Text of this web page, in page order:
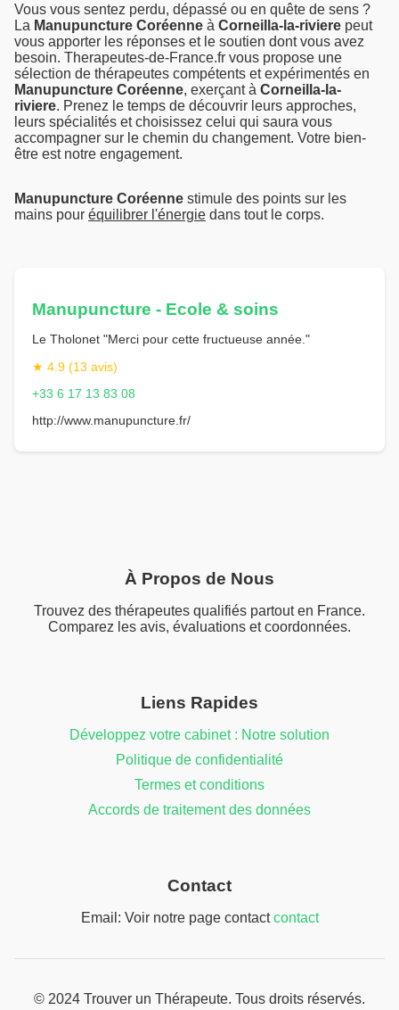
Vous vous sentez perdu, dépassé ou en quête de sens ?
La Manupuncture Coréenne à Corneilla-la-riviere peut
vous apporter les réponses et le soutien dont vous avez
besoin. Therapeutes-de-France.fr vous propose une
sélection de thérapeutes compétents et expérimentés en
Manupuncture Coréenne, exerçant à Corneilla-la-
riviere. Prenez le temps de découvrir leurs approches,
leurs spécialités et choisissez celui qui saura vous
accompagner sur le chemin du changement. Votre bien-
être est notre engagement.
Manupuncture Coréenne stimule des points sur les
mains pour équilibrer l'énergie dans tout le corps.
Manupuncture - Ecole & soins
Le Tholonet "Merci pour cette fructueuse année."
★ 4.9 (13 avis)
+33 6 17 13 83 08
http://www.manupuncture.fr/
À Propos de Nous
Trouvez des thérapeutes qualifiés partout en France.
Comparez les avis, évaluations et coordonnées.
Liens Rapides
Développez votre cabinet : Notre solution
Politique de confidentialité
Termes et conditions
Accords de traitement des données
Contact
Email: Voir notre page contactcontact
© 2024 Trouver un Thérapeute. Tous droits réservés.